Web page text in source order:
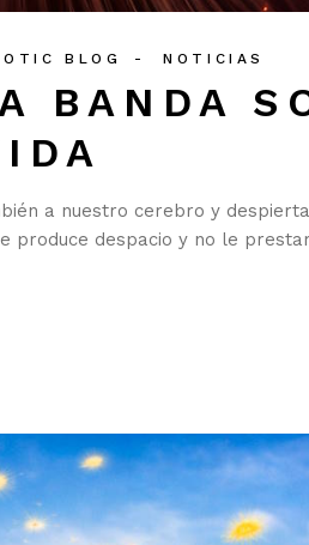
BLOG NOTICIAS
BANDA
a nuestro cerebro y
produce despacio y no le